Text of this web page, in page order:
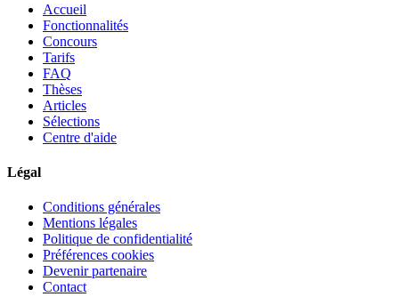
Accueil
Fonctionnalités
Concours
Tarifs
FAQ
Thèses
Articles
Sélections
Centre d'aide
Légal
Conditions générales
Mentions légales
Politique de confidentialité
Préférences cookies
Devenir partenaire
Contact